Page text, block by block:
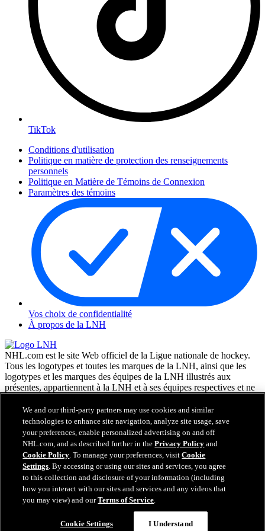
TikTok
Conditions d'utilisation
Politique en matière de protection des renseignements
personnels
Politique en Matière de Témoins de Connexion
Paramètres des témoins
Vos choix de confidentialité
À propos de la LNH
NHL.com est le site Web officiel de la Ligue nationale de hockey.
Tous les logotypes et toutes les marques de la LNH, ainsi que les
logotypes et les marques des équipes de la LNH illustrés aux
présentes, appartiennent à la LNH et à ses équipes respectives et ne
Enterprises, L.P. © LNH 2026. Tous droits réservés. Tous les
chandails d'équipe de la LNH personnalisés avec les noms des
joueurs de la LNH et leurs numéros sont officiellement sous license
de la LNH et de l'AJLNH. Le mot servant de marque Zamboni et la
configuration de la surfaceuse Zamboni sont des marques de
commerce déposées de Frank J. Zamboni & Co., Inc. © Frank J.
Zamboni & Co., Inc. 2026. Tous droits réservés. Toute autre marque
déposée ou tout droit d'auteur d'une tierce partie sont la propriété de
leurs auteurs respectifs. Tous droits réservés.
We and our third-party partners may use cookies and similar
technologies to enhance site navigation, analyze site usage, save
your preferences, enable personalized advertising on and off
NHL.com, and as described further in thePrivacy Policy and
Cookie Policy. To manage your preferences, visitCookie
Settings. By accessing or using our sites and services, you agree
to this collection and disclosure of your information (including
how you interact with our sites and services and any videos that
you may view) and ourTerms of Service.
Cookie Settings I Understand